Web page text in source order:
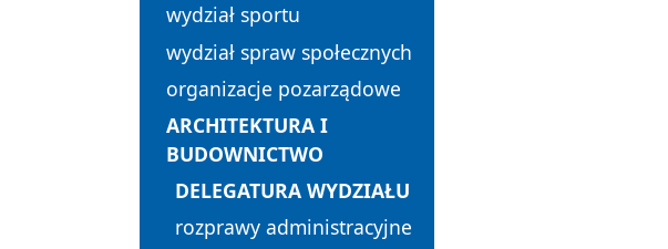
wydział sportu
wydział spraw społecznych
organizacje pozarządowe
ARCHITEKTURA I
BUDOWNICTWO
DELEGATURA WYDZIAŁU
rozprawy administracyjne